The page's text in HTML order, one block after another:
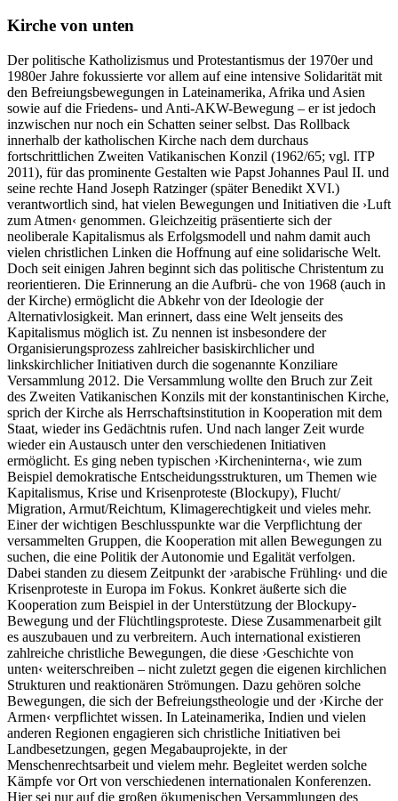
Kirche von unten
Der politische Katholizismus und Protestantismus der 1970er und
1980er Jahre fokussierte vor allem auf eine intensive Solidarität mit
den Befreiungsbewegungen in Lateinamerika, Afrika und Asien
sowie auf die Friedens- und Anti-AKW-Bewegung – er ist jedoch
inzwischen nur noch ein Schatten seiner selbst. Das Rollback
innerhalb der katholischen Kirche nach dem durchaus
fortschrittlichen Zweiten Vatikanischen Konzil (1962/65; vgl. ITP
2011), für das prominente Gestalten wie Papst Johannes Paul II. und
seine rechte Hand Joseph Ratzinger (später Benedikt XVI.)
verantwortlich sind, hat vielen Bewegungen und Initiativen die ›Luft
zum Atmen‹ genommen. Gleichzeitig präsentierte sich der
neoliberale Kapitalismus als Erfolgsmodell und nahm damit auch
vielen christlichen Linken die Hoffnung auf eine solidarische Welt.
Doch seit einigen Jahren beginnt sich das politische Christentum zu
reorientieren. Die Erinnerung an die Aufbrü- che von 1968 (auch in
der Kirche) ermöglicht die Abkehr von der Ideologie der
Alternativlosigkeit. Man erinnert, dass eine Welt jenseits des
Kapitalismus möglich ist. Zu nennen ist insbesondere der
Organisierungsprozess zahlreicher basiskirchlicher und
linkskirchlicher Initiativen durch die sogenannte Konziliare
Versammlung 2012. Die Versammlung wollte den Bruch zur Zeit
des Zweiten Vatikanischen Konzils mit der konstantinischen Kirche,
sprich der Kirche als Herrschaftsinstitution in Kooperation mit dem
Staat, wieder ins Gedächtnis rufen. Und nach langer Zeit wurde
wieder ein Austausch unter den verschiedenen Initiativen
ermöglicht. Es ging neben typischen ›Kircheninterna‹, wie zum
Beispiel demokratische Entscheidungsstrukturen, um Themen wie
Kapitalismus, Krise und Krisenproteste (Blockupy), Flucht/
Migration, Armut/Reichtum, Klimagerechtigkeit und vieles mehr.
Einer der wichtigen Beschlusspunkte war die Verpflichtung der
versammelten Gruppen, die Kooperation mit allen Bewegungen zu
suchen, die eine Politik der Autonomie und Egalität verfolgen.
Dabei standen zu diesem Zeitpunkt der ›arabische Frühling‹ und die
Krisenproteste in Europa im Fokus. Konkret äußerte sich die
Kooperation zum Beispiel in der Unterstützung der Blockupy-
Bewegung und der Flüchtlingsproteste. Diese Zusammenarbeit gilt
es auszubauen und zu verbreitern. Auch international existieren
zahlreiche christliche Bewegungen, die diese ›Geschichte von
unten‹ weiterschreiben – nicht zuletzt gegen die eigenen kirchlichen
Strukturen und reaktionären Strömungen. Dazu gehören solche
Bewegungen, die sich der Befreiungstheologie und der ›Kirche der
Armen‹ verpflichtet wissen. In Lateinamerika, Indien und vielen
anderen Regionen engagieren sich christliche Initiativen bei
Landbesetzungen, gegen Megabauprojekte, in der
Menschenrechtsarbeit und vielem mehr. Begleitet werden solche
Kämpfe vor Ort von verschiedenen internationalen Konferenzen.
Hier sei nur auf die großen ökumenischen Versammlungen des